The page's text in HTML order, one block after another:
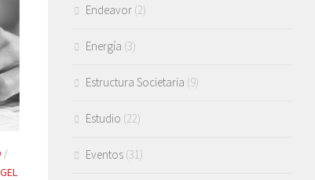
/
Endeavor (2)
Energía (3)
Estructura Societaria (9)
Estudio (22)
Eventos (31)